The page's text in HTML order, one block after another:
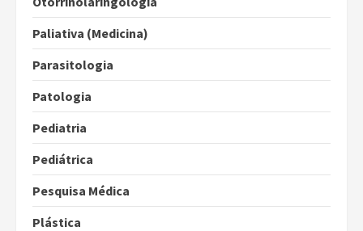
Paliativa (Medicina)
Parasitologia
Patologia
Pediatria
Pediátrica
Pesquisa Médica
Plástica